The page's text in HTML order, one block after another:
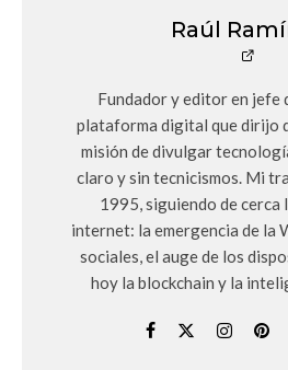
Raúl
Fundador y editor en jefe
plataforma digital que dirijo
misión de divulgar
claro y sin tecnicismos. Mi
1995, siguiendo de cerca
internet: la emergencia de la
sociales, el auge de los
hoy la blockchain y la